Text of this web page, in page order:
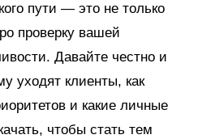
пути — это не только
проверку вашей
Давайте честно и
уходят клиенты, как
и какие личные
чтобы стать тем